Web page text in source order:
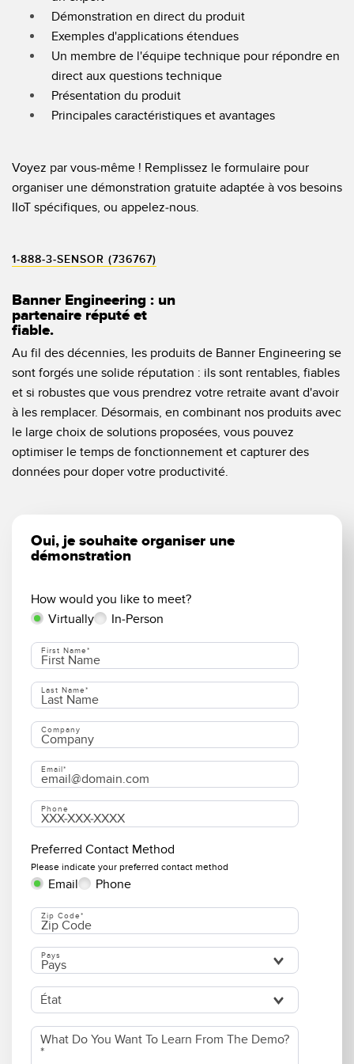
Capteurs d’aide au choix
Capteurs de température
Capteurs de détection de zone
Capteurs de surveillance des conditions
ACCESSORIES
Câbles
LOGICIELS
Banner Measurement Sensor Software
Logiciel de configuration de capteur sans fil
Capteurs avec IO-Link
Capteurs avec IO-Link
LIENS CONNEXES
Washdown
Démonstration en direct du produit
Exemples d'applications étendues
Un membre de l'équipe technique pour répondre en
direct aux questions technique
Présentation du produit
Principales caractéristiques et avantages
Voyez par vous-même ! Remplissez le formulaire pour
organiser une démonstration gratuite adaptée à vos besoins
IIoT spécifiques, ou appelez-nous.
1-888-3-SENSOR (736767)
Banner Engineering : un
partenaire réputé et
fiable.
Au fil des décennies, les produits de Banner Engineering se
sont forgés une solide réputation : ils sont rentables, fiables
et si robustes que vous prendrez votre retraite avant d'avoir
à les remplacer. Désormais, en combinant nos produits avec
le large choix de solutions proposées, vous pouvez
optimiser le temps de fonctionnement et capturer des
données pour doper votre productivité.
Oui, je souhaite organiser une
démonstration
How would you like to meet?
How would you like to meet?
Virtually In-Person
First Name
Last Name
Company
Email
Phone
Preferred Contact Method
Please indicate your preferred contact method
Preferred Contact Method
Email Phone
Zip Code
Pays
État
What Do You Want To Learn From The Demo?